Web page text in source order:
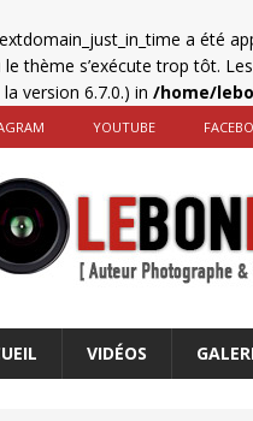
a été
le thème s’exécute trop tôt.
version 6.7.0.) in /home/
YOUTUBE
VIDÉOS